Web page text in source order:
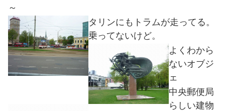
～
タリンにもトラムが走ってる。
乗ってないけど。
よくわから
ないオブジ
ェ
中央郵便局
らしい建物